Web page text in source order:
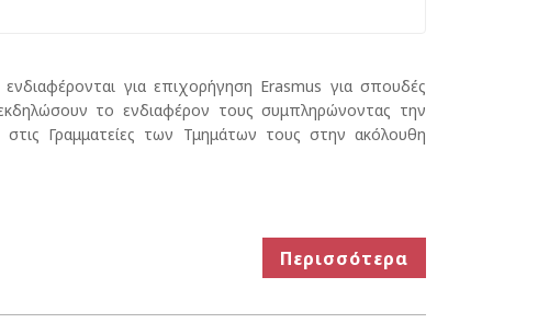
για επιχορήγηση Erasmus για σπουδές
το ενδιαφέρον τους συμπληρώνοντας την
στις Γραμματείες των Τμημάτων τους στην ακόλουθη
Περισσότερα